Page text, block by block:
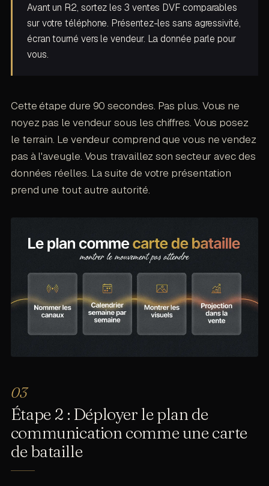
Avant un R2, sortez les 3 ventes DVF comparables
sur votre téléphone. Présentez-les sans agressivité,
écran tourné vers le vendeur. La donnée parle pour
vous.
Cette étape dure 90 secondes. Pas plus. Vous ne
noyez pas le vendeur sous les chiffres. Vous posez
le terrain. Le vendeur comprend que vous ne vendez
pas à l'aveugle. Vous travaillez son secteur avec des
données réelles. La suite de votre présentation
prend une tout autre autorité.
Étape 2 : Déployer le plan de
communication comme une carte
de bataille